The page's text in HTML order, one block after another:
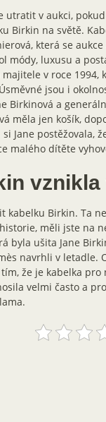
utratit v aukci,
Birkin na světě.
která se
módy, luxusu a
v roce 1994,
jsou i
Birkinová a
měla jen košík,
Jane postěžovala,
malého dítěte
vznikla
kabelku Birkin. Ta
měli jste na
byla ušita Jane
navrhli v letadle.
že je kabelka pro
velmi často a